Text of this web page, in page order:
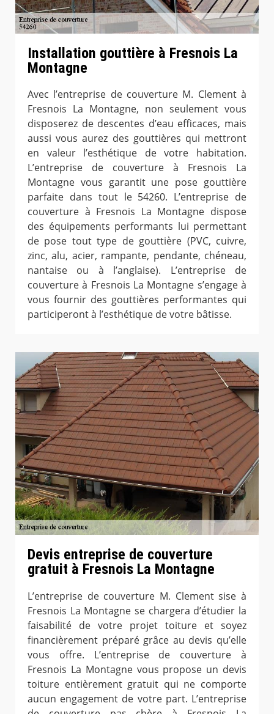
Installation gouttière à Fresnois La
Montagne
Avec l’entreprise de couverture M. Clement à
Fresnois La Montagne, non seulement vous
disposerez de descentes d’eau efficaces, mais
aussi vous aurez des gouttières qui mettront
en valeur l’esthétique de votre habitation.
L’entreprise de couverture à Fresnois La
Montagne vous garantit une pose gouttière
parfaite dans tout le 54260. L’entreprise de
couverture à Fresnois La Montagne dispose
des équipements performants lui permettant
de pose tout type de gouttière (PVC, cuivre,
zinc, alu, acier, rampante, pendante, chéneau,
nantaise ou à l’anglaise). L’entreprise de
couverture à Fresnois La Montagne s’engage à
vous fournir des gouttières performantes qui
participeront à l’esthétique de votre bâtisse.
Devis entreprise de couverture
gratuit à Fresnois La Montagne
L’entreprise de couverture M. Clement sise à
Fresnois La Montagne se chargera d’étudier la
faisabilité de votre projet toiture et soyez
financièrement préparé grâce au devis qu’elle
vous offre. L’entreprise de couverture à
Fresnois La Montagne vous propose un devis
toiture entièrement gratuit qui ne comporte
aucun engagement de votre part. L’entreprise